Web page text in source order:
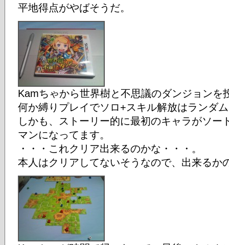
平地得点がやばそうだ。
Kamちゃから世界樹と不思議のダンジョンを
何か縛りプレイでソロ+スキル解放はランダ
しかも、ストーリー的に最初のキャラがソー
マンになってます。
・・・これクリア出来るのかな・・・。
本人はクリアしてないそうなので、出来るか